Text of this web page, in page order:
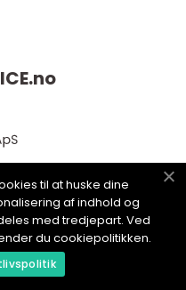
no
til at huske dine
af indhold og
med tredjepart. Ved
du cookiepolitikken.